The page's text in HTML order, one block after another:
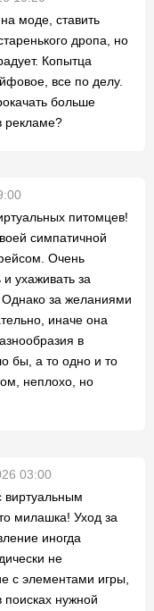
моде, ставить
дропа, но
Копытца
все по делу.
больше
рекламе?
питомцев!
симпатичной
Очень
ухаживать за
Однако за желаниями
иначе она
в
бы, а то одно и то
неплохо, но
03:00
виртуальным
милашка! Уход за
иногда
не
с элементами игры,
поисках нужной